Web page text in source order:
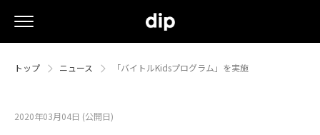
トップ ニュース 「バイトルKidsプログラム」を実施
2020年03月04日 (公開日)